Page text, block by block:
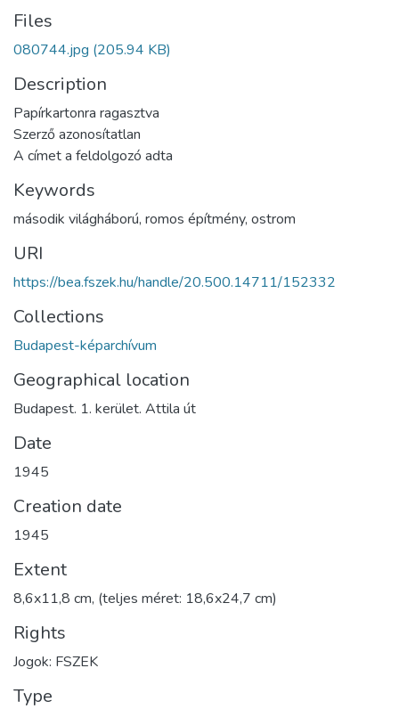
Files
080744.jpg (205.94 KB)
Description
Papírkartonra ragasztva
Szerző azonosítatlan
A címet a feldolgozó adta
Keywords
második világháború, romos építmény, ostrom
URI
https://bea.fszek.hu/handle/20.500.14711/152332
Collections
Budapest-képarchívum
Geographical location
Budapest. 1. kerület. Attila út
Date
1945
Creation date
1945
Extent
8,6x11,8 cm, (teljes méret: 18,6x24,7 cm)
Rights
Jogok: FSZEK
Type